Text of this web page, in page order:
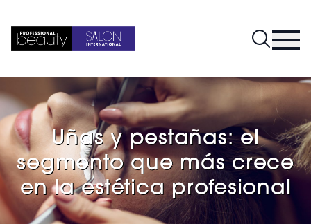
Uñas y pestañas: el
segmento que más crece
en la estética profesional